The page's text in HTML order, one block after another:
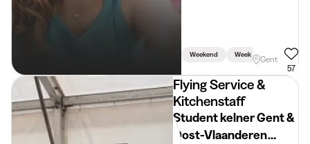
Weekend Week Vakantie
Gent
57
Flying Service &
Kitchenstaff
Student kelner Gent &
Oost-Vlaanderen